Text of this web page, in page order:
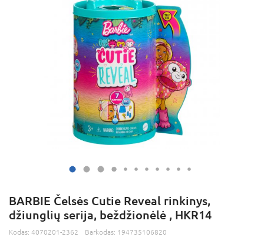
BARBIE Čelsės Cutie Reveal rinkinys,
džiunglių serija, beždžionėlė , HKR14
Kodas: 4070201-2362 Barkodas: 194735106820